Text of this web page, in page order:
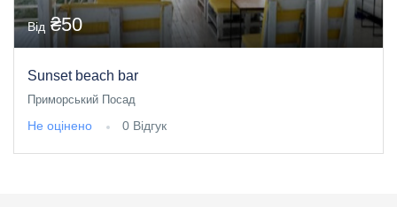
Від ₴50
Sunset beach bar
Приморський Посад
Не оцінено 0 Відгук